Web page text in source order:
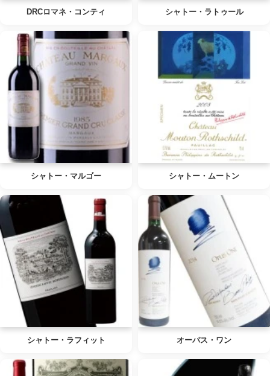
DRCロマネ・コンティ シャトー・ラトゥール
シャトー・マルゴー シャトー・ムートン
シャトー・ラフィット オーパス・ワン